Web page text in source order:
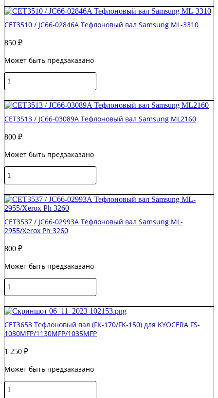
Тефлоновый
вал
Kyocera
1620/2050/TASKalfa
CET3510 / JC66-02846A Тефлоновый вал Samsung ML-3310
850 ₽
Может быть предзаказано
Количество
товара
/
JC66-
02846A
вал
ML-
CET3513 / JC66-03089A Тефлоновый вал Samsung ML2160
800 ₽
Может быть предзаказано
Количество
товара
/
JC66-
03089A
Тефлоновый
вал
ML2160
CET3537 / JC66-02993A Тефлоновый вал Samsung ML-
2955/Xerox Ph 3260
800 ₽
Может быть предзаказано
Количество
товара
/
JC66-
02993A
Тефлоновый
Samsung
2955/Xerox
3260
CET3653 Тефлоновый вал (FK-170/FK-150) для KYOCERA FS-
1030MFP/1130MFP/1035MFP
1 250 ₽
Может быть предзаказано
Количество
товара